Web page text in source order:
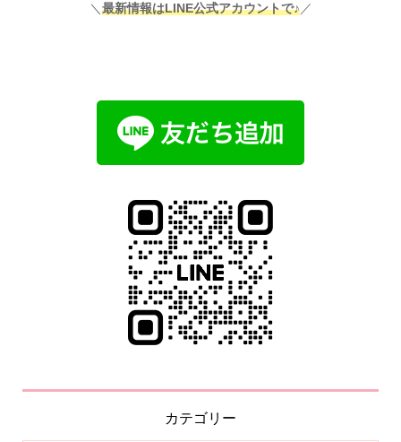
＼ 最新情報はLINE公式アカウントで♪／
カテゴリー